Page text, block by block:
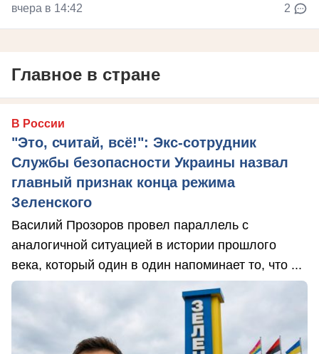
вчера в 14:42 2
Главное в стране
В России
"Это, считай, всё!": Экс-сотрудник
Службы безопасности Украины назвал
главный признак конца режима
Зеленского
Василий Прозоров провел параллель с
аналогичной ситуацией в истории прошлого
века, который один в один напоминает то, что ...